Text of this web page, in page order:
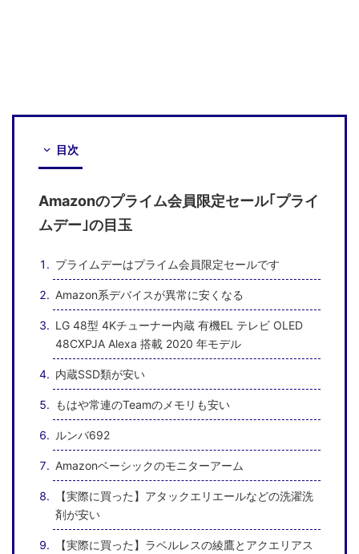
目次
Amazonのプライム会員限定セール｢プライ
ムデー｣の目玉
プライムデーはプライム会員限定セールです
Amazon系デバイスが異常に安くなる
LG 48型 4Kチューナー内蔵 有機EL テレビ OLED
48CXPJA Alexa 搭載 2020 年モデル
内蔵SSD類が安い
もはや常連のTeamのメモリも安い
ルンバ692
Amazonベーシックのモニターアーム
【実際に買った】アタックエリエールなどの洗濯洗
剤が安い
【実際に買った】ラベルレスの綾鷹とアクエリアス